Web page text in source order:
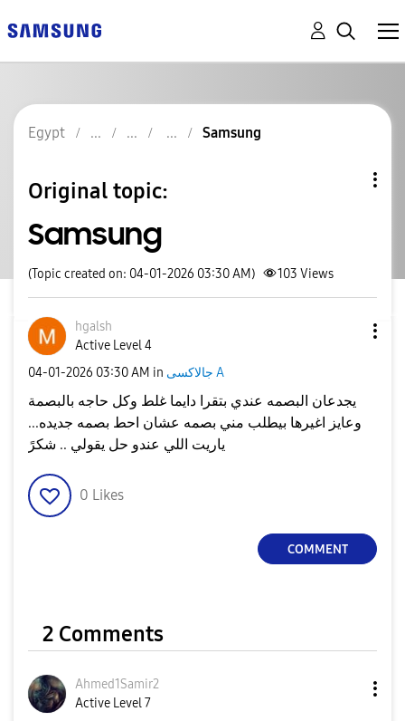
Egypt Samsung
Original topic:
Samsung
(Topic created on: 04-01-2026 03:30 AM) 103 Views
hgalsh
Active Level 4
‎04-01-2026 03:30 AM in جالاكسى A
يجدعان البصمه عندي بتقرا دايما غلط وكل حاجه بالبصمة
وعايز اغيرها بيطلب مني بصمه عشان احط بصمه جديده...
ياريت اللي عندو حل يقولي .. شكرً
0 Likes
COMMENT
2 Comments
Ahmed1Samir2
Active Level 7